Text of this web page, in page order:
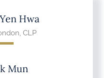
Hwa
CLP
Mun